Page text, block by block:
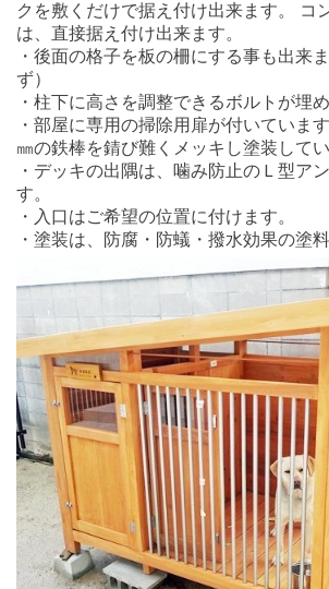
クを敷くだけで据え付け出来ます。 コ
は、直接据え付け出来ます。
・後面の格子を板の柵にする事も出来
ず）
・柱下に高さを調整できるボルトが埋
・部屋に専用の掃除用扉が付いていま
㎜の鉄棒を錆び難くメッキし塗装してい
・デッキの出隅は、噛み防止のＬ型ア
す。
・入口はご希望の位置に付けます。
・塗装は、防腐・防蟻・撥水効果の塗